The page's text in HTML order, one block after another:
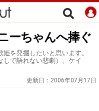
ーちゃんへ捧ぐ
を発掘したいと思います。
しで語れない悲劇）、ケイ
更新日： 2006年07月17日